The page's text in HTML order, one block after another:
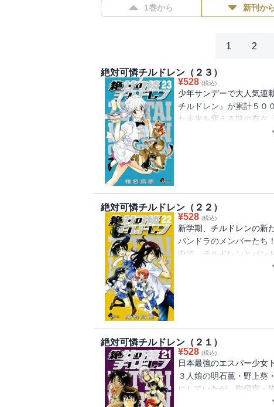
1巻から 新刊か
1 2
絶対可憐チルドレン（２３）
¥528 (税込)
少年サンデーで大人気連
チルドレン』が累計５
た未来を変える謎の存在
と、パンドラ、敵対す
絶対可憐チルドレン（２２）
¥528 (税込)
新学期、チルドレンの新
パンドラのメンバーた
中で、チルドレンとパン
ルドレンの「トリプルブ
絶対可憐チルドレン（２１）
¥528 (税込)
日本最強のエスパー少女
３人娘の明石薫・野上葵
にしていたが、指揮官・
れまくり！！ が、遠出